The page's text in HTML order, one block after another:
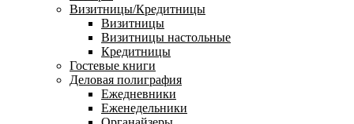
Визитницы/Кредитницы
Визитницы
Визитницы настольные
Кредитницы
Гостевые книги
Деловая полиграфия
Ежедневники
Еженедельники